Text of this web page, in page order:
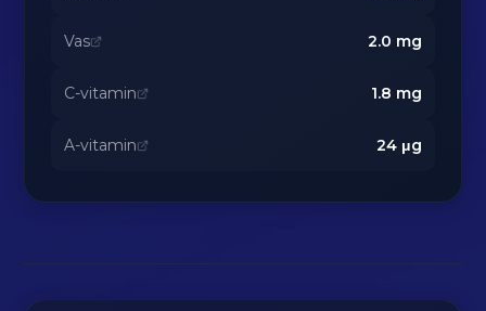
Vas 2.0 mg
C-vitamin 1.8 mg
A-vitamin 24μg